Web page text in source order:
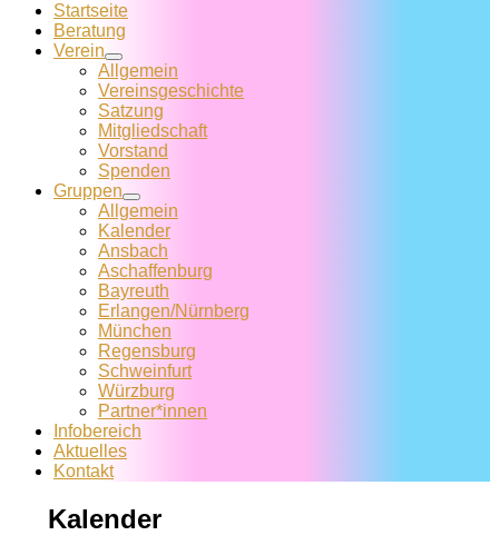
Startseite
Beratung
Verein
Allgemein
Vereins­geschichte
Satzung
Mitglied­schaft
Vorstand
Spenden
Gruppen
Allgemein
Kalender
Ansbach
Aschaffenburg
Bayreuth
Erlangen/Nürnberg
München
Regensburg
Schweinfurt
Würzburg
Partner*innen
Infobereich
Aktuelles
Kontakt
Kalender